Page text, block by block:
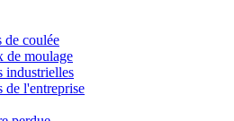
de coulée
de moulage
industrielles
de l'entreprise